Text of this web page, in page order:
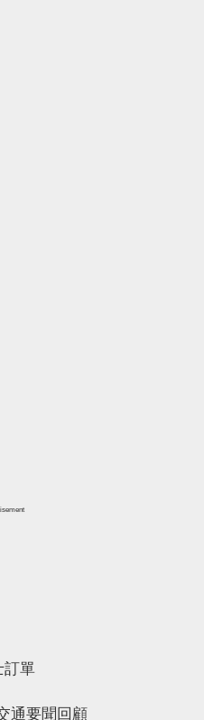
訂單
通要聞回顧